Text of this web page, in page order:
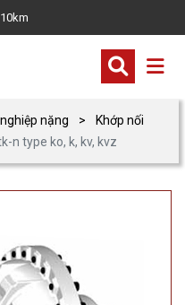
nặng
Khớp nối
n type ko, k, kv, kvz